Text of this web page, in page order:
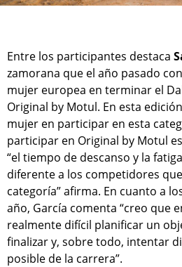
Entre los participantes destaca
zamorana que el año pasado
mujer europea en terminar el
Original by Motul. En esta
mujer en participar en esta
participar en Original by Motul
“el tiempo de descanso y la
diferente a los competidores
categoría” afirma. En cuanto a
año, García comenta “creo que
realmente difícil planificar un
finalizar y, sobre todo, intentar
posible de la carrera”.